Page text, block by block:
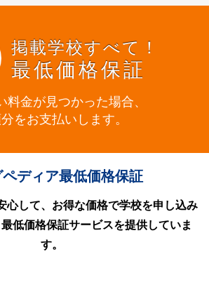
掲載学校すべて！
最低価格保証
料金が見つかった場合、
をお支払いします。
ペディア最低価格保証
心して、お得な価格で学校を申し込み
低価格保証サービスを提供していま
す。